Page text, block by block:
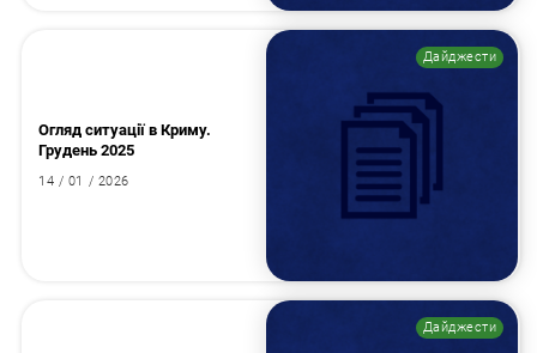
Дайджести
Огляд ситуації в Криму.
Грудень 2025
14 / 01 / 2026
Дайджести